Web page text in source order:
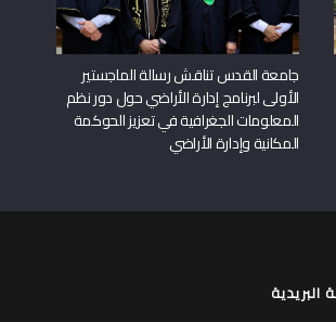
جامعة القدس تناقش رسالة الماجستير
الأولى لبرنامج إدارة الأراضي حول دور نظم
المعلومات الجغرافية في تعزيز الحوكمة
المكانية وإدارة الأراضي